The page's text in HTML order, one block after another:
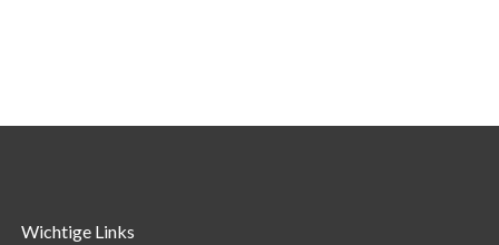
Wichtige Links